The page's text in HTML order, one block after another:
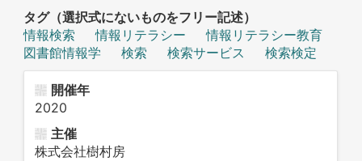
タグ（選択式にないものをフリー記述）
情報検索
情報リテラシー
情報リテラシー教育
図書館情報学
検索 検索サービス 検索検定
開催年
2020
主催
株式会社樹村房